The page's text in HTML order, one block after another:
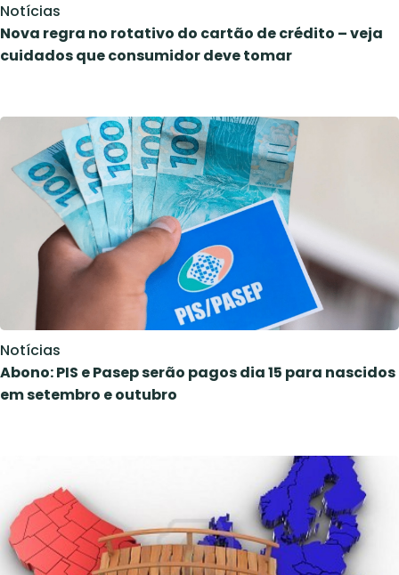
Notícias
Nova regra no rotativo do cartão de crédito – veja
cuidados que consumidor deve tomar
Notícias
Abono: PIS e Pasep serão pagos dia 15 para nascidos
em setembro e outubro